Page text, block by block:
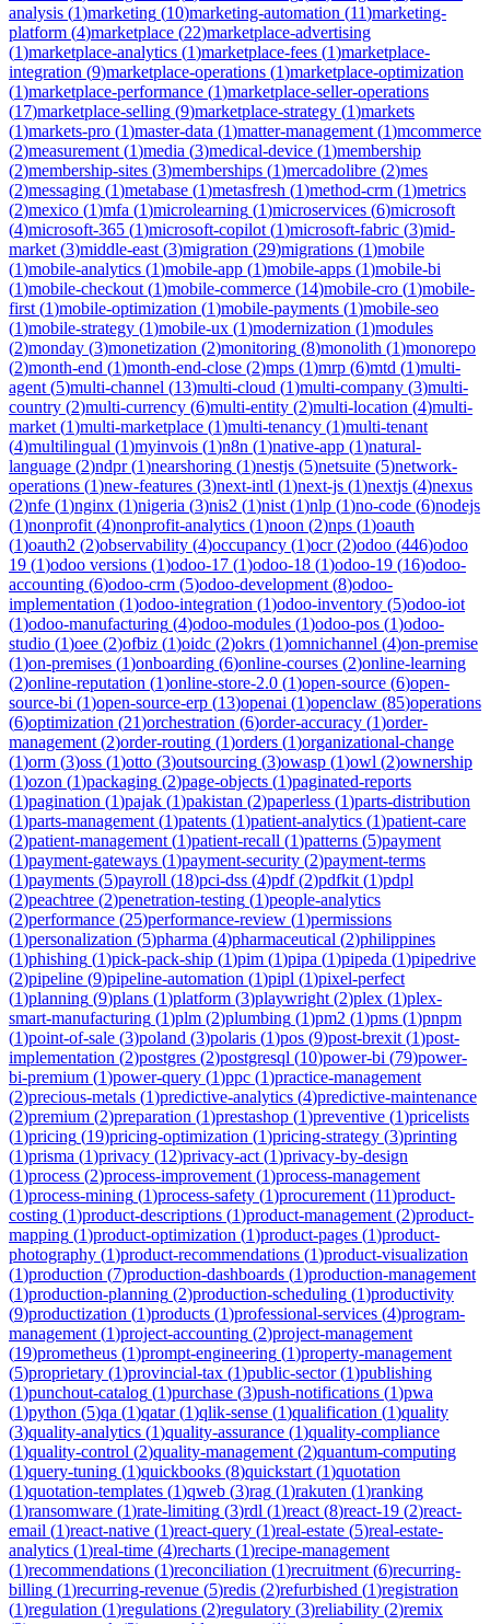
analysis (1)marketing (10)marketing-automation (11)marketing-
platform (4)marketplace (22)marketplace-advertising
(1)marketplace-analytics (1)marketplace-fees (1)marketplace-
integration (9)marketplace-operations (1)marketplace-optimization
(1)marketplace-performance (1)marketplace-seller-operations
(17)marketplace-selling (9)marketplace-strategy (1)markets
(1)markets-pro (1)master-data (1)matter-management (1)mcommerce
(2)measurement (1)media (3)medical-device (1)membership
(2)membership-sites (3)memberships (1)mercadolibre (2)mes
(2)messaging (1)metabase (1)metasfresh (1)method-crm (1)metrics
(2)mexico (1)mfa (1)microlearning (1)microservices (6)microsoft
(4)microsoft-365 (1)microsoft-copilot (1)microsoft-fabric (3)mid-
market (3)middle-east (3)migration (29)migrations (1)mobile
(1)mobile-analytics (1)mobile-app (1)mobile-apps (1)mobile-bi
(1)mobile-checkout (1)mobile-commerce (14)mobile-cro (1)mobile-
first (1)mobile-optimization (1)mobile-payments (1)mobile-seo
(1)mobile-strategy (1)mobile-ux (1)modernization (1)modules
(2)monday (3)monetization (2)monitoring (8)monolith (1)monorepo
(2)month-end (1)month-end-close (2)mps (1)mrp (6)mtd (1)multi-
agent (5)multi-channel (13)multi-cloud (1)multi-company (3)multi-
country (2)multi-currency (6)multi-entity (2)multi-location (4)multi-
market (1)multi-marketplace (1)multi-tenancy (1)multi-tenant
(4)multilingual (1)myinvois (1)n8n (1)native-app (1)natural-
language (2)ndpr(1)nearshoring (1)nestjs (5)netsuite (5)network-
operations (1)new-features (3)next-intl (1)next-js (1)nextjs (4)nexus
(2)nfe (1)nginx (1)nigeria (3)nis2 (1)nist (1)nlp (1)no-code (6)nodejs
(1)nonprofit (4)nonprofit-analytics (1)noon (2)nps (1)oauth
(1)oauth2 (2)observability (4)occupancy (1)ocr(2)odoo (446)odoo
19 (1)odoo versions (1)odoo-17 (1)odoo-18 (1)odoo-19 (16)odoo-
accounting (6)odoo-crm (5)odoo-development (8)odoo-
implementation (1)odoo-integration (1)odoo-inventory (5)odoo-iot
(1)odoo-manufacturing (4)odoo-modules (1)odoo-pos (1)odoo-
studio (1)oee (2)ofbiz (1)oidc (2)okrs (1)omnichannel (4)on-premise
(1)on-premises (1)onboarding (6)online-courses (2)online-learning
(2)online-reputation (1)online-store-2.0 (1)open-source (6)open-
source-bi (1)open-source-erp (13)openai (1)openclaw (85)operations
(6)optimization (21)orchestration (6)order-accuracy (1)order-
management (2)order-routing (1)orders (1)organizational-change
(1)orm (3)oss (1)otto (3)outsourcing (3)owasp (1)owl (2)ownership
(1)ozon (1)packaging (2)page-objects (1)paginated-reports
(1)pagination (1)pajak (1)pakistan (2)paperless (1)parts-distribution
(1)parts-management (1)patents (1)patient-analytics (1)patient-care
(2)patient-management (1)patient-recall (1)patterns (5)payment
(1)payment-gateways (1)payment-security (2)payment-terms
(1)payments (5)payroll (18)pci-dss (4)pdf(2)pdfkit (1)pdpl
(2)peachtree (2)penetration-testing (1)people-analytics
(2)performance (25)performance-review (1)permissions
(1)personalization (5)pharma (4)pharmaceutical (2)philippines
(1)phishing (1)pick-pack-ship (1)pim (1)pipa (1)pipeda (1)pipedrive
(2)pipeline (9)pipeline-automation (1)pipl (1)pixel-perfect
(1)planning (9)plans (1)platform (3)playwright (2)plex (1)plex-
smart-manufacturing (1)plm (2)plumbing (1)pm2 (1)pms (1)pnpm
(1)point-of-sale (3)poland (3)polaris (1)pos (9)post-brexit (1)post-
implementation (2)postgres (2)postgresql (10)power-bi (79)power-
bi-premium (1)power-query (1)ppc (1)practice-management
(2)precious-metals (1)predictive-analytics (4)predictive-maintenance
(2)premium (2)preparation (1)prestashop (1)preventive (1)pricelists
(1)pricing (19)pricing-optimization (1)pricing-strategy (3)printing
(1)prisma (1)privacy (12)privacy-act (1)privacy-by-design
(1)process (2)process-improvement (1)process-management
(1)process-mining (1)process-safety (1)procurement (11)product-
costing (1)product-descriptions (1)product-management (2)product-
mapping (1)product-optimization (1)product-pages (1)product-
photography (1)product-recommendations (1)product-visualization
(1)production (7)production-dashboards (1)production-management
(1)production-planning (2)production-scheduling (1)productivity
(9)productization (1)products (1)professional-services (4)program-
management (1)project-accounting (2)project-management
(19)prometheus (1)prompt-engineering (1)property-management
(5)proprietary (1)provincial-tax (1)public-sector(1)publishing
(1)punchout-catalog (1)purchase (3)push-notifications (1)pwa
(1)python (5)qa (1)qatar(1)qlik-sense (1)qualification (1)quality
(3)quality-analytics (1)quality-assurance (1)quality-compliance
(1)quality-control (2)quality-management (2)quantum-computing
(1)query-tuning (1)quickbooks (8)quickstart (1)quotation
(1)quotation-templates (1)qweb (3)rag (1)rakuten (1)ranking
(1)ransomware (1)rate-limiting (3)rdl (1)react (8)react-19 (2)react-
email (1)react-native (1)react-query (1)real-estate (5)real-estate-
analytics (1)real-time (4)recharts (1)recipe-management
(1)recommendations (1)reconciliation (1)recruitment (6)recurring-
billing (1)recurring-revenue (5)redis (2)refurbished (1)registration
(1)regulation (1)regulations (2)regulatory (3)reliability (2)remix